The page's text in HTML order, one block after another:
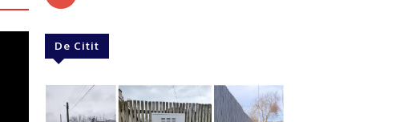
De Citit